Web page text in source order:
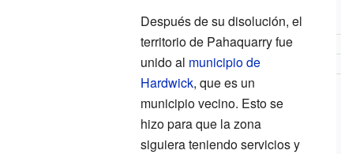
Después de su disolución, el
territorio de Pahaquarry fue
unido al municipio de
Hardwick, que es un
municipio vecino. Esto se
hizo para que la zona
siguiera teniendo servicios y